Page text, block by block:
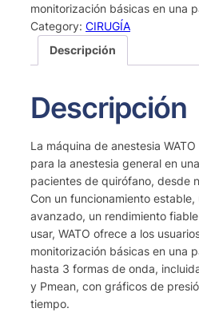
monitorización básicas en una
Category: CIRUGÍA
Descripción
Descripción
La máquina de anestesia
para la anestesia general en
pacientes de quirófano, desde
Con un funcionamiento
avanzado, un rendimiento
usar, WATO ofrece a los
monitorización básicas en una
hasta 3 formas de onda,
y Pmean, con gráficos de
tiempo.